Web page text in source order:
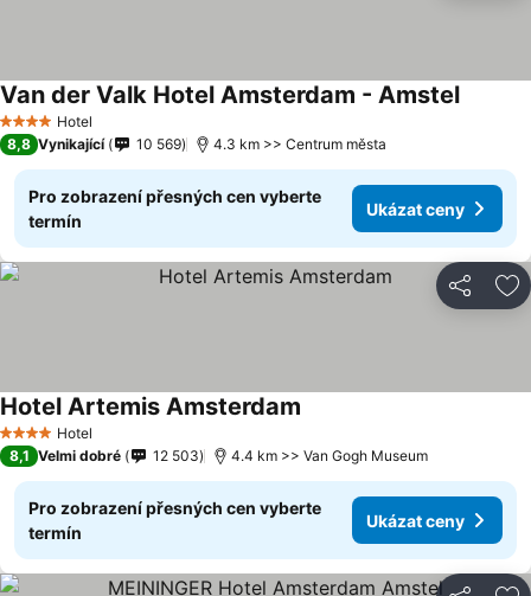
4 Počet hvězdiček
Hotel
Van der Valk Hotel Amsterdam - Amstel
8,8 Vynikající 10 569 4.3 km >> Centrum města
Pro zobrazení přesných cen vyberte
termín
Ukázat ceny
Sdílet
4 Počet hvězdiček
Hotel
Hotel Artemis Amsterdam
8,1 Velmi dobré 12 503 4.4 km >> Van Gogh Museum
Pro zobrazení přesných cen vyberte
termín
Ukázat ceny